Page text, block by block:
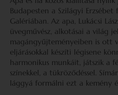
Budapesten a Szilágyi
Galériában. Az apa, Lukácsi
üvegművész, alkotásai a világ
magángyűjteményeiben is ott
eljárásokkal készíti légisene
harmonikus munkáit, játszik a
színekkel, a tükröződéssel.
lággyá formálni ezt a kemény